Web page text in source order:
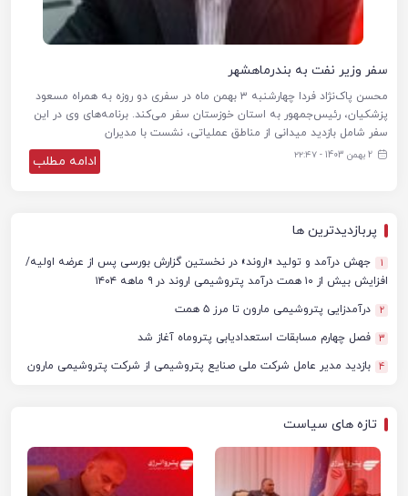
سفر وزیر نفت به بندرماهشهر
محسن پاک‌نژاد فردا چهارشنبه ۳ بهمن ماه در سفری دو روزه به همراه مسعود
پزشکیان، رئیس‌جمهور به استان خوزستان سفر می‌کند. برنامه‌های وی در این
سفر شامل بازدید میدانی از مناطق عملیاتی، نشست با مدیران
2 بهمن 1403 - ۲۲:۴۷ ادامه مطلب
پربازدیدترین ها
1
جهش درآمد و تولید «اروند» در نخستین گزارش بورسی پس از عرضه اولیه/
افزایش بیش از ۱۰ همت درآمد پتروشیمی اروند در ۹ ماهه ۱۴۰۴
2 درآمدزایی پتروشیمی مارون تا مرز ۵ همت
3 فصل چهارم مسابقات استعدادیابی پتروماه آغاز شد
4 بازدید مدیر عامل شرکت ملی صنایع پتروشیمی از شرکت پتروشیمی مارون
تازه های سیاست